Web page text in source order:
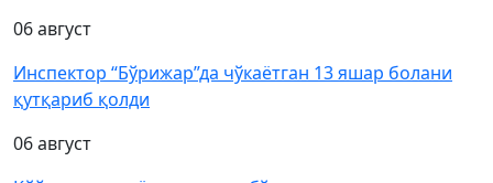
06 август
Инспектор “Бўрижар”да чўкаётган 13 яшар болани
қутқариб қолди
06 август